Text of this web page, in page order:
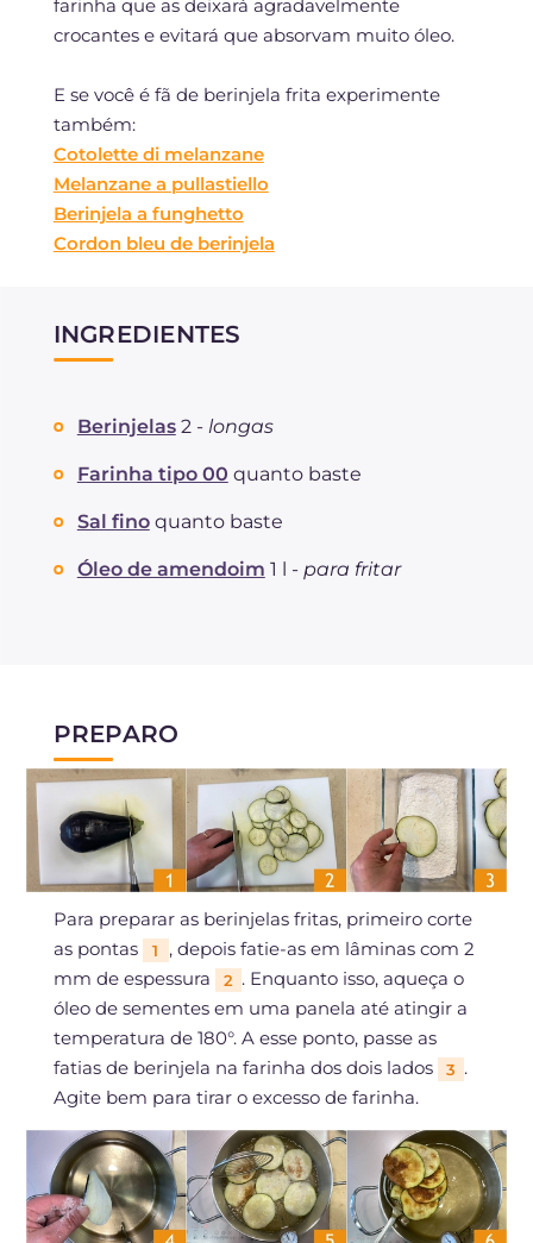
farinha que as deixará agradavelmente
crocantes e evitará que absorvam muito óleo.
E se você é fã de berinjela frita experimente
também:
Cotolette di melanzane
Melanzane a pullastiello
Berinjela a funghetto
Cordon bleu de berinjela
INGREDIENTES
Berinjelas 2 - longas
Farinha tipo 00 quanto baste
Sal fino quanto baste
Óleo de amendoim 1 l - para fritar
PREPARO
Para preparar as berinjelas fritas, primeiro corte
as pontas
1
, depois fatie-as em lâminas com 2
mm de espessura
2 . Enquanto isso, aqueça o
óleo de sementes em uma panela até atingir a
temperatura de 180°. A esse ponto, passe as
fatias de berinjela na farinha dos dois lados
3 .
Agite bem para tirar o excesso de farinha.